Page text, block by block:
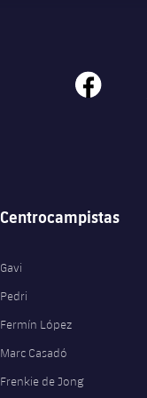
facebook
Centrocampistas
Gavi
Pedri
Fermín López
Marc Casadó
Frenkie de Jong